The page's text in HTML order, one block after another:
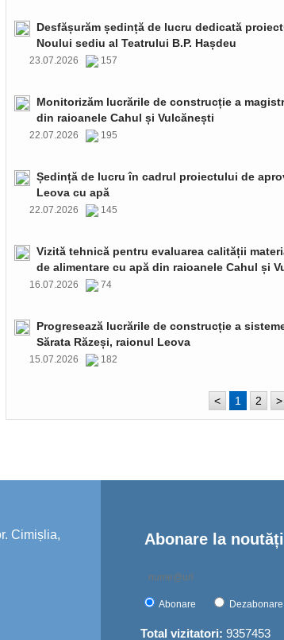
Desfășurăm ședință de lucru dedicată
Noului sediu al Teatrului B.P. Hașdeu
23.07.2026 157
Monitorizăm lucrările de construcție a
din raioanele Cahul și Vulcănești
22.07.2026 195
Ședință de lucru în cadrul proiectului de
Leova cu apă
22.07.2026 145
Vizită tehnică pentru evaluarea calității
de alimentare cu apă din raioanele Cahul și
16.07.2026 74
Progresează lucrările de construcție a
Sărata Răzeși, raionul Leova
15.07.2026 182
< 1 2 >
Cimișlia,
Abonare la noutăți
Abonare Dezabonare
Total vizitatori: 9357453